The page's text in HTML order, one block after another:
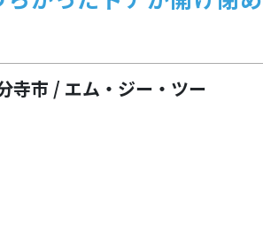
寺市 / エム・ジー・ツー